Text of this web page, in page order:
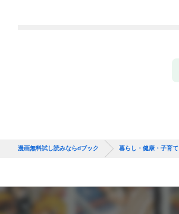
漫画無料試し読みならdブック 暮らし・健康・子育て